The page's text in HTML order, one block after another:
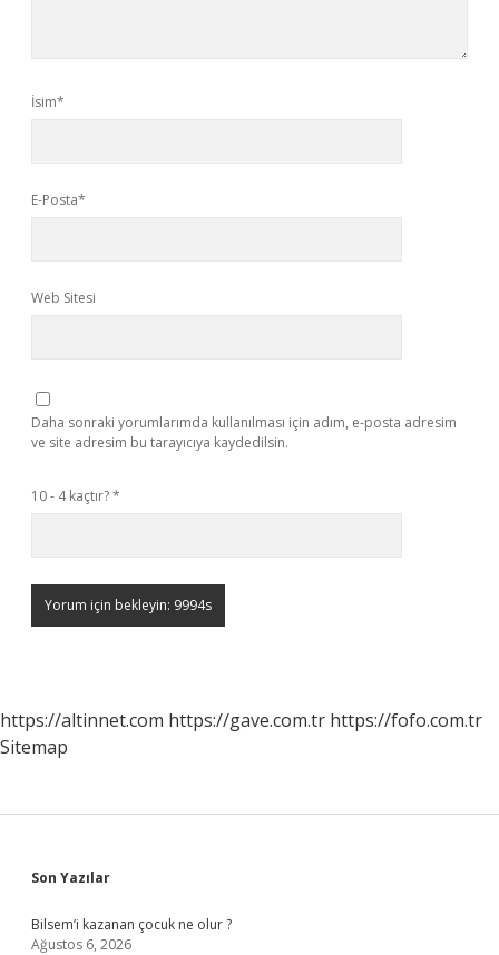
İsim*
E-Posta*
Web Sitesi
Daha sonraki yorumlarımda kullanılması için adım, e-posta adresim
ve site adresim bu tarayıcıya kaydedilsin.
10 - 4 kaçtır?*
https://altinnet.com https://gave.com.tr https://fofo.com.tr
Sitemap
Sidebar
Son Yazılar
Bilsem’i kazanan çocuk ne olur ?
Ağustos 6, 2026